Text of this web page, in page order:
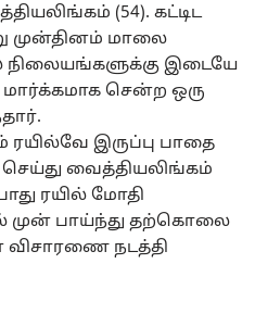
(54). கட்டிட
முன்தினம் மாலை
நிலையங்களுக்கு இடையே
சென்ற ஒரு
ரயில்வே இருப்பு பாதை
வைத்தியலிங்கம்
ரயில் மோதி
முன் பாய்ந்து தற்கொலை
நடத்தி